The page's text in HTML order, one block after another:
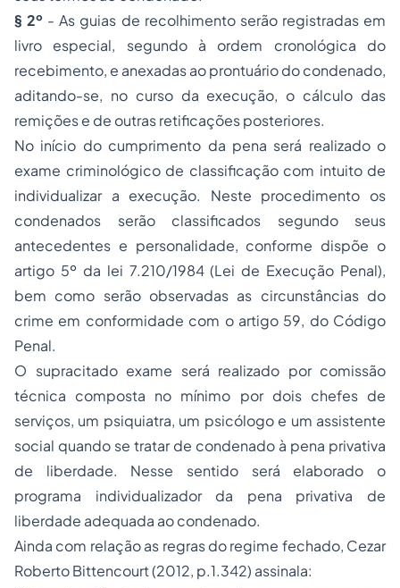
§ 2º - As guias de recolhimento serão registradas em
livro especial, segundo à ordem cronológica do
recebimento, e anexadas ao prontuário do condenado,
aditando-se, no curso da execução, o cálculo das
remições e de outras retificações posteriores.
No início do cumprimento da pena será realizado o
exame criminológico de classificação com intuito de
individualizar a execução. Neste procedimento os
condenados serão classificados segundo seus
antecedentes e personalidade, conforme dispõe o
artigo 5º da lei 7.210/1984 (Lei de Execução Penal),
bem como serão observadas as circunstâncias do
crime em conformidade com o artigo 59, do Código
Penal.
O supracitado exame será realizado por comissão
técnica composta no mínimo por dois chefes de
serviços, um psiquiatra, um psicólogo e um assistente
social quando se tratar de condenado à pena privativa
de liberdade. Nesse sentido será elaborado o
programa individualizador da pena privativa de
liberdade adequada ao condenado.
Ainda com relação as regras do regime fechado, Cezar
Roberto Bittencourt (2012, p.1.342) assinala: